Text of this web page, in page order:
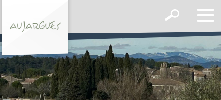
le
Afficher
formulaire
de
recherche